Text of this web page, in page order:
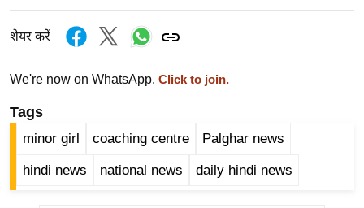
यं
सा
हि
ज
शेयर करें
We're now on WhatsApp. Click to join.
Tags
minor girl coaching centre Palghar news
hindi news national news daily hindi news